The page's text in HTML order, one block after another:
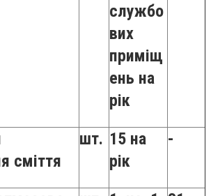
службо
вих
приміщ
ень на
рік
сміття
шт. 15 на
рік
-